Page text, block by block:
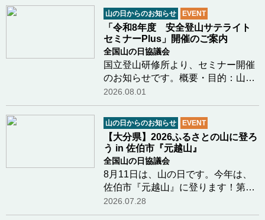
in みやぎ」を開催いたします。今年
のテーマは「生物多様性」。気候変
動という大きな揺…つづきを読む
山の日からのお知らせ EVENT
「令和8年度 安全登山サテライト
セミナーPlus」開催のご案内
全国山の日協議会
国立登山研修所より、セミナー開催
のお知らせです。概要・目的：山岳
関係機関と共催で、登山初心者をは
じめとする一般登山者を幅広く対象
とし、雪氷学、海外登山遠征の記
録、登山用具・装備の解説等、安全
登山に資する個別…つづきを読む
2026.08.01
山の日からのお知らせ EVENT
【大分県】2026ふるさとの山に登ろ
う in 佐伯市『元越山』
全国山の日協議会
8月11日は、山の日です。今年は、
佐伯市『元越山』に登ります！第５
回「山の日」記念全国大会開催地の
大分県。大分県山の日登山実行委員
2026.07.28